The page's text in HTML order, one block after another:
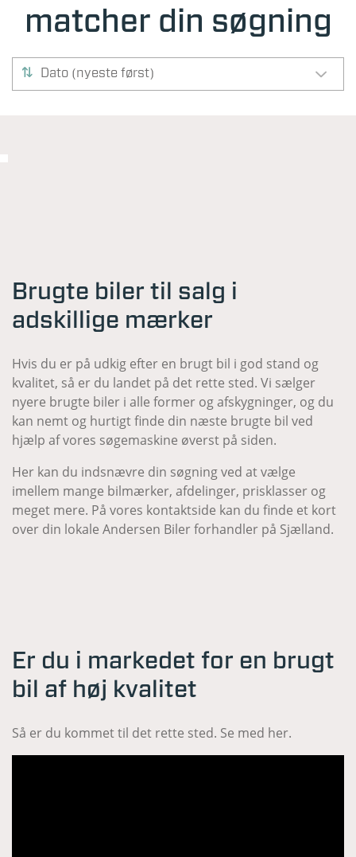
matcher din søgning
Dato (nyeste først)
Brugte biler til salg i
adskillige mærker
Hvis du er på udkig efter en brugt bil i god stand og
kvalitet, så er du landet på det rette sted. Vi sælger
nyere brugte biler i alle former og afskygninger, og du
kan nemt og hurtigt finde din næste brugte bil ved
hjælp af vores søgemaskine øverst på siden.
Her kan du indsnævre din søgning ved at vælge
imellem mange bilmærker, afdelinger, prisklasser og
meget mere. På vores kontaktside kan du finde et kort
over din lokale Andersen Biler forhandler på Sjælland.
Er du i markedet for en brugt
bil af høj kvalitet
Så er du kommet til det rette sted. Se med her.